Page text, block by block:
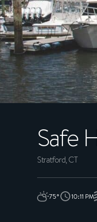
À
Safe
Stratford, CT
75° 10:11 PM